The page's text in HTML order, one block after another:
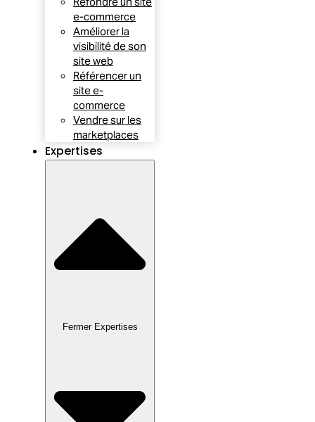
e-commerce
Améliorer la
visibilité de son
site web
Référencer un
site e-
commerce
Vendre sur les
marketplaces
Expertises
Fermer Expertises